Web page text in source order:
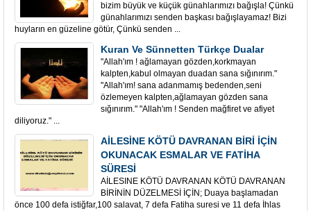
bizim büyük ve küçük günahlarımızı bağışla! Çünkü
günahlarımızı senden başkası bağışlayamaz! Bizi
huyların en güzeline götür, Çünkü senden ...
Kuran Ve Sünnetten Türkçe Dualar
"Allah'ım ! ağlamayan gözden,korkmayan
kalpten,kabul olmayan duadan sana sığınırım."
"Allah'ım! sana adanmamış bedenden,seni
özlemeyen kalpten,ağlamayan gözden sana
sığınırım." "Allah'ım ! Senden mağfiret ve afiyet
diliyoruz." ...
AİLESİNE KÖTÜ DAVRANAN BİRİ İÇİN
OKUNACAK ESMALAR VE FATİHA
SÜRESİ
AİLESINE KÖTÜ DAVRANAN KÖTÜ DAVRANAN
BİRİNİN DÜZELMESİ İÇİN; Duaya başlamadan
önce 100 defa istiğfar,100 salavat, 7 defa Fatiha suresi ve 11 defa İhlas